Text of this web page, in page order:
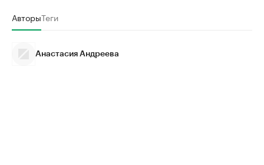
АвторыТеги
Анастасия Андреева